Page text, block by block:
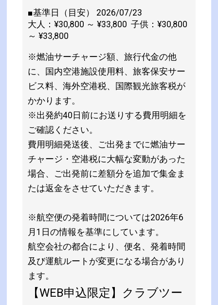
■基準日（目安） 2026/07/23
大人：¥30,800 ～ ¥33,800 子供：¥30,800
～ ¥33,800
※燃油サーチャージ額、旅行代金の他
に、国内空港施設使用料、旅客保安サー
ビス料、海外空港税、国際観光旅客税が
かかります。
※出発約40日前にお送りする費用明細を
ご確認ください。
費用明細発送後、ご出発までに燃油サー
チャージ・空港税に大幅な変動があった
場合、ご出発前に差額分を追加で集金ま
たは返金をさせていただきます。
※航空便の発着時間については2026年6
月1日の情報を基準にしています。
航空会社の都合により、便名、発着時間
及び運航ルートが変更になる場合があり
ます。
【WEB申込限定】クラブツー